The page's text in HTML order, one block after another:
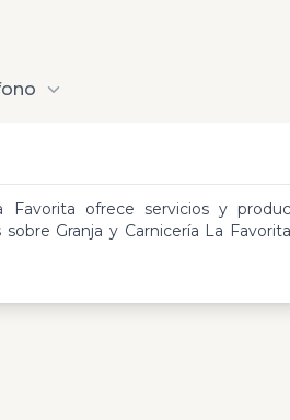
Favorita ofrece servicios y
Granja y Carnicería La